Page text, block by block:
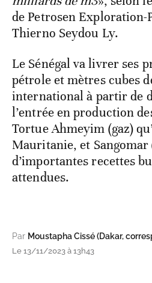
de Petrosen
Thierno Seydou Ly.
Le Sénégal va livrer ses
pétrole et mètres cubes
international à partir de
l’entrée en production
Tortue Ahmeyim (gaz)
Mauritanie, et Sangomar
d’importantes recettes
attendues.
Par Moustapha Cissé (Dakar,
Le 13/11/2023 à 13h43